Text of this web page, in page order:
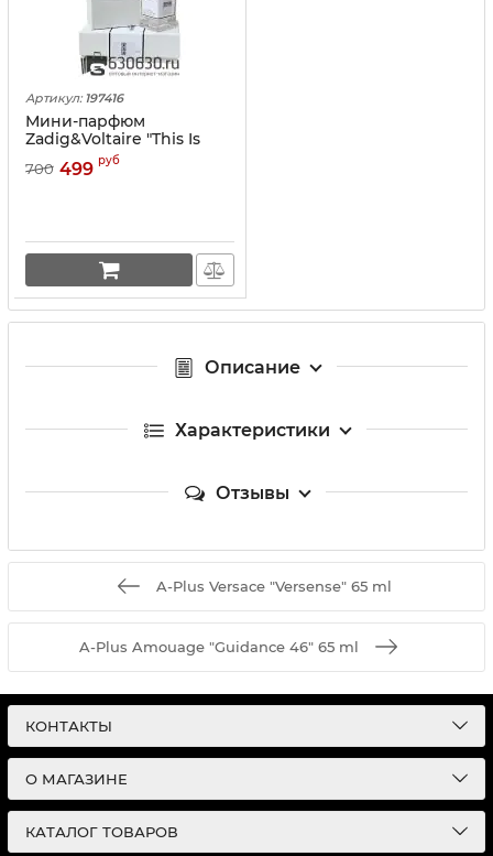
Артикул: 197416
Мини-парфюм
Zadig&Voltaire "This Is
Her!" 42 ml NEW
700 499 руб
Описание
Характеристики
Отзывы
A-Plus Versace "Versense" 65 ml
A-Plus Amouage "Guidance 46" 65 ml
КОНТАКТЫ
О МАГАЗИНЕ
КАТАЛОГ ТОВАРОВ